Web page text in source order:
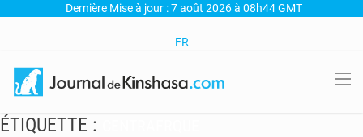
Dernière Mise à jour : 7 août 2026 à 08h44 GMT
FR
ÉTIQUETTE :